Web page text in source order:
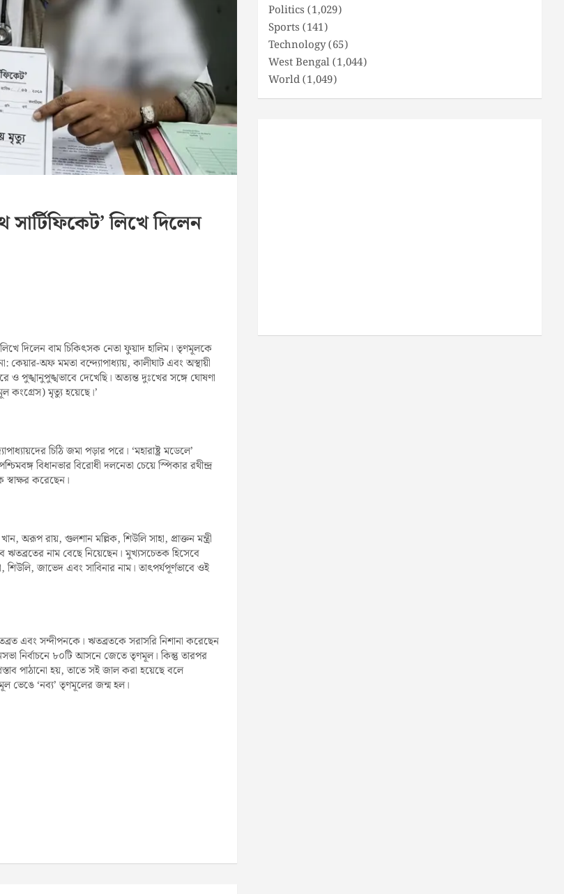
লিখে দিলেন
দিলেন বাম চিকিৎসক নেতা ফুয়াদ হালিম। তৃণমূলকে
অফ মমতা বন্দ্যোপাধ্যায়, কালীঘাট এবং অস্থায়ী
পুঙ্খানুপুঙ্খভাবে দেখেছি। অত্যন্ত দুঃখের সঙ্গে ঘোষণা
কংগ্রেস) মৃত্যু হয়েছে।’
চিঠি জমা পড়ার পরে। ‘মহারাষ্ট্র মডেলে’
বিধানভার বিরোধী দলনেতা চেয়ে স্পিকার রথীন্দ্র
করেছেন।
খান, অরূপ রায়, গুলশান মল্লিক, শিউলি সাহা, প্রাক্তন মন্ত্রী
ঋতব্রতের নাম বেছে নিয়েছেন। মুখ্যসচেতক হিসেবে
জাভেদ এবং সাবিনার নাম। তাৎপর্যপূর্ণভাবে ওই
এবং সন্দীপনকে। ঋতব্রতকে সরাসরি নিশানা করেছেন
নির্বাচনে ৮০টি আসনে জেতে তৃণমূল। কিন্তু তারপর
পাঠানো হয়, তাতে সই জাল করা হয়েছে বলে
‘নব্য’ তৃণমূলের জন্ম হল।
Politics (1,029)
Sports (141)
Technology(65)
West Bengal(1,044)
World(1,049)